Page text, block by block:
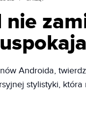
Androida,
stylistyki,